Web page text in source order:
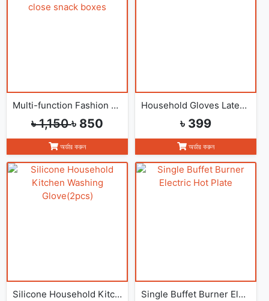
Multi-function Fashion Flowers rotate open and close snack boxes
৳ 1,150৳ 850
অর্ডার করুন
Household Gloves Latex free cleaning Gloves(2pcs)
৳ 399
অর্ডার করুন
Silicone Household Kitchen Washing Glove(2pcs) Single Buffet Burner Electric Hot Plate